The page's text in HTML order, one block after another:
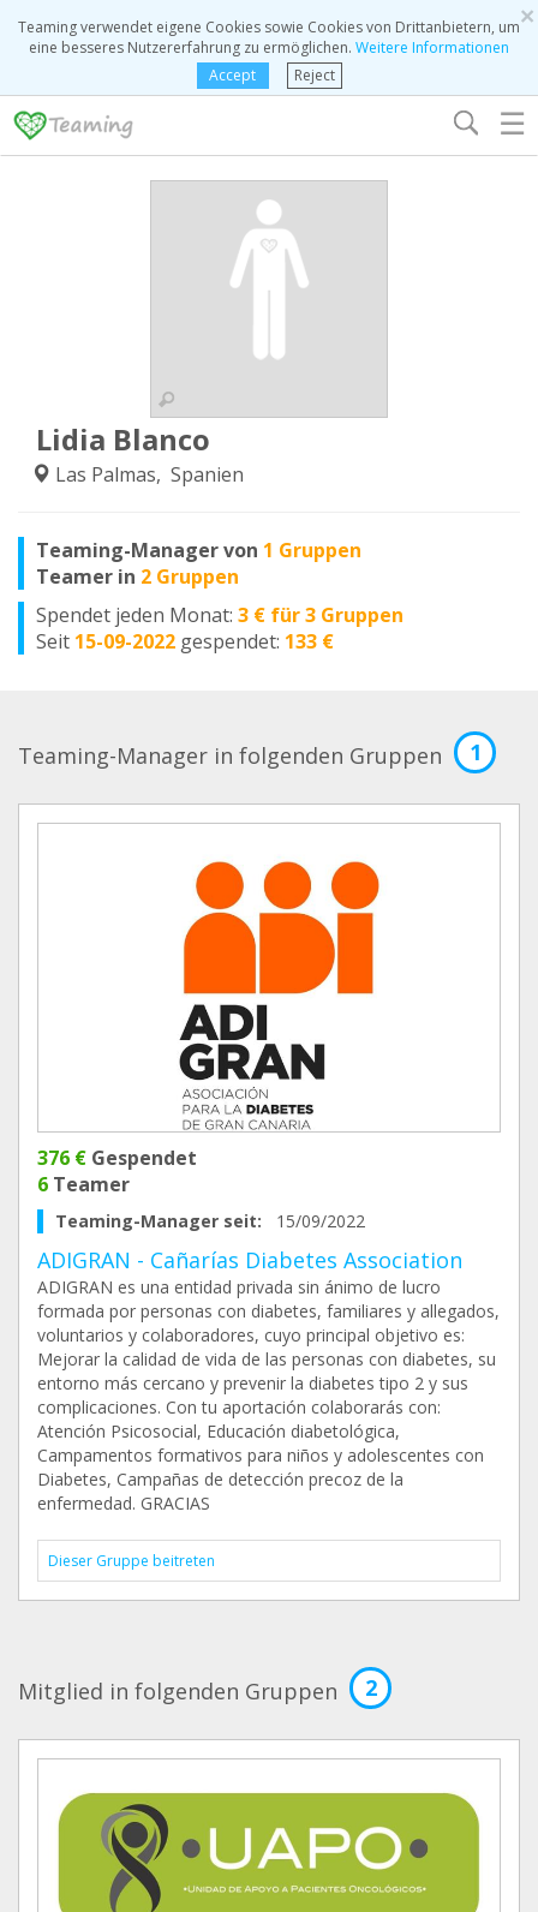
×
Teaming verwendet eigene Cookies sowie Cookies von Drittanbietern, um
eine besseres Nutzererfahrung zu ermöglichen. Weitere Informationen
Accept
Reject
☰
Lidia Blanco
Las Palmas, Spanien
Teaming-Manager von 1 Gruppen
Teamer in 2 Gruppen
Spendet jeden Monat: 3 € für 3 Gruppen
Seit 15-09-2022 gespendet: 133 €
Teaming-Manager in folgenden Gruppen 1
376 € Gespendet
6 Teamer
Teaming-Manager seit: 15/09/2022
ADIGRAN - Cañarías Diabetes Association
ADIGRAN es una entidad privada sin ánimo de lucro
formada por personas con diabetes, familiares y allegados,
voluntarios y colaboradores, cuyo principal objetivo es:
Mejorar la calidad de vida de las personas con diabetes, su
entorno más cercano y prevenir la diabetes tipo 2 y sus
complicaciones. Con tu aportación colaborarás con:
Atención Psicosocial, Educación diabetológica,
Campamentos formativos para niños y adolescentes con
Diabetes, Campañas de detección precoz de la
enfermedad. GRACIAS
Dieser Gruppe beitreten
Mitglied in folgenden Gruppen 2